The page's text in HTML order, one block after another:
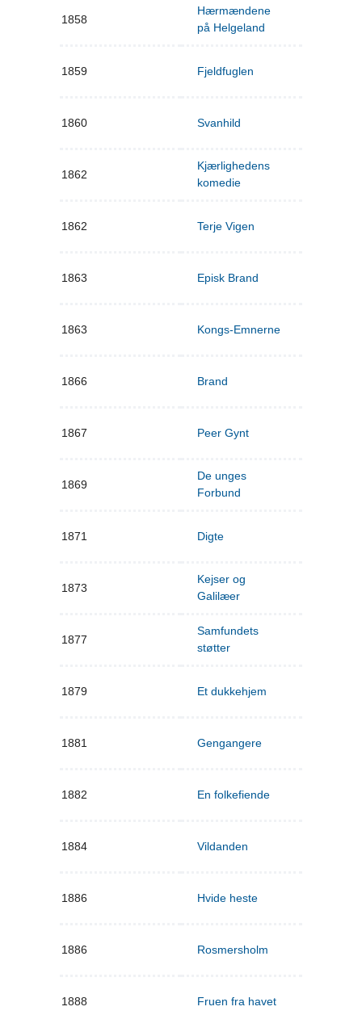
1858
Hærmændene
på Helgeland
1859 Fjeldfuglen
1860 Svanhild
1862
Kjærlighedens
komedie
1862 Terje Vigen
1863 Episk Brand
1863 Kongs-Emnerne
1866 Brand
1867 Peer Gynt
1869
De unges
Forbund
1871 Digte
1873
Kejser og
Galilæer
1877
Samfundets
støtter
1879 Et dukkehjem
1881 Gengangere
1882 En folkefiende
1884 Vildanden
1886 Hvide heste
1886 Rosmersholm
1888 Fruen fra havet